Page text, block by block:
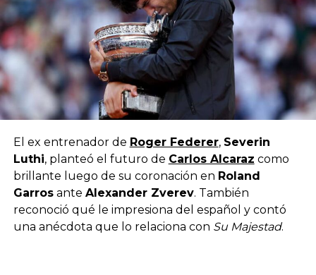
El ex entrenador de Roger Federer, Severin
Luthi, planteó el futuro de Carlos Alcaraz como
brillante luego de su coronación en Roland
Garrosante Alexander Zverev. También
reconoció qué le impresiona del español y contó
una anécdota que lo relaciona con Su Majestad.